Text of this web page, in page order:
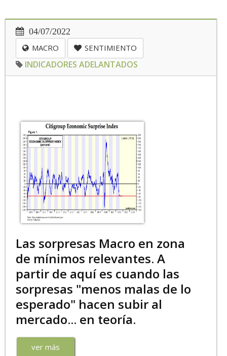
04/07/2022
MACRO
SENTIMIENTO
INDICADORES ADELANTADOS
Las sorpresas Macro en zona
de mínimos relevantes. A
partir de aquí es cuando las
sorpresas "menos malas de lo
esperado" hacen subir al
mercado... en teoría.
ver más